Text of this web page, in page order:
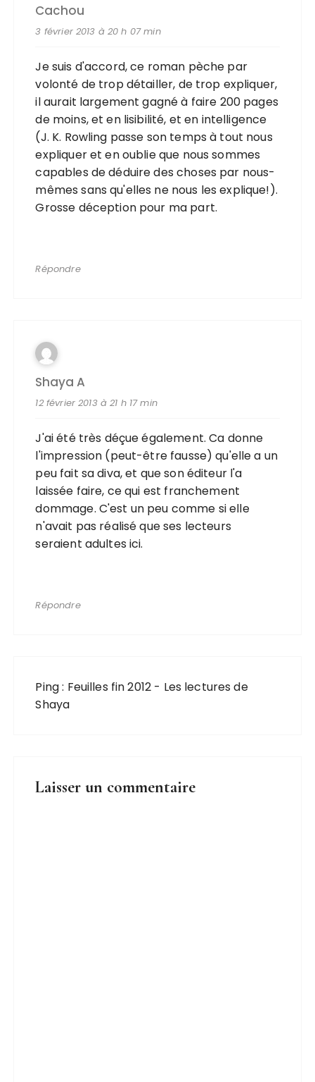
Cachou
3 février 2013 à 20 h 07 min
Je suis d'accord, ce roman pèche par
volonté de trop détailler, de trop expliquer,
il aurait largement gagné à faire 200 pages
de moins, et en lisibilité, et en intelligence
(J. K. Rowling passe son temps à tout nous
expliquer et en oublie que nous sommes
capables de déduire des choses par nous-
mêmes sans qu'elles ne nous les explique!).
Grosse déception pour ma part.
Répondre
Shaya A
12 février 2013 à 21 h 17 min
J'ai été très déçue également. Ca donne
l'impression (peut-être fausse) qu'elle a un
peu fait sa diva, et que son éditeur l'a
laissée faire, ce qui est franchement
dommage. C'est un peu comme si elle
n'avait pas réalisé que ses lecteurs
seraient adultes ici.
Répondre
Ping : Feuilles fin 2012 - Les lectures de
Shaya
Laisser un commentaire